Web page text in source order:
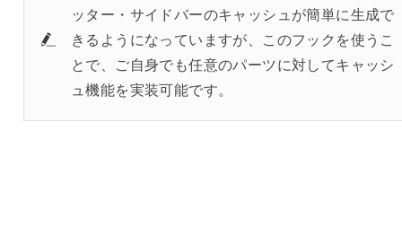
ッター・サイドバーのキャッシュが簡単に生成で
きるようになっていますが、このフックを使うこ
とで、ご自身でも任意のパーツに対してキャッシ
ュ機能を実装可能です。